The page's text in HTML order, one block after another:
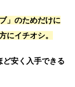
」のためだけに
にイチオシ。
ど安く入手できる